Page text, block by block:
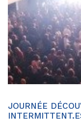
JOURNÉE